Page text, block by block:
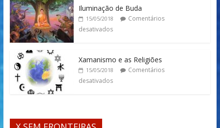
Iluminação de Buda
15/05/2018
Comentários
desativados
Xamanismo e as Religiões
15/05/2018
Comentários
desativados